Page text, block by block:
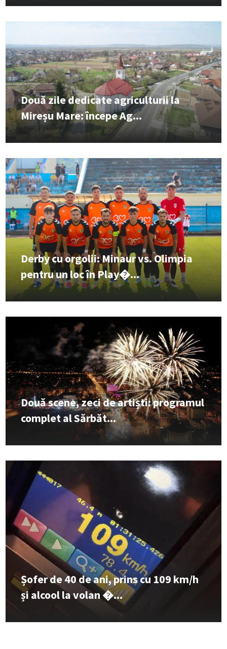
Două zile dedicate agriculturii la
Mireșu Mare: începe Ag...
Derby cu orgolii: Minaur vs. Olimpia
pentru un loc în Play�...
Două scene, zeci de artiști: programul
complet al Sărbăt...
Șofer de 40 de ani, prins cu 109 km/h
și alcool la volan �...